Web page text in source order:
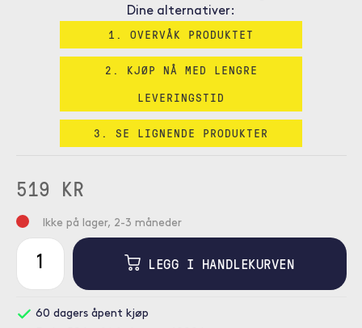
Dine alternativer:
1. OVERVÅK PRODUKTET
2. KJØP NÅ MED LENGRE
LEVERINGSTID
3. SE LIGNENDE PRODUKTER
519 KR
Ikke på lager, 2-3 måneder
LEGG I HANDLEKURVEN
60 dagers åpent kjøp